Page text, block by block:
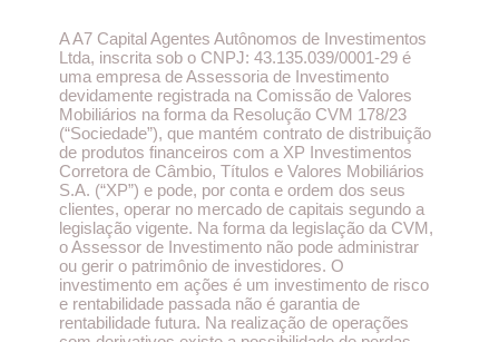
A A7 Capital Agentes Autônomos de Investimentos
Ltda, inscrita sob o CNPJ: 43.135.039/0001-29 é
uma empresa de Assessoria de Investimento
devidamente registrada na Comissão de Valores
Mobiliários na forma da Resolução CVM 178/23
(“Sociedade”), que mantém contrato de distribuição
de produtos financeiros com a XP Investimentos
Corretora de Câmbio, Títulos e Valores Mobiliários
S.A. (“XP”) e pode, por conta e ordem dos seus
clientes, operar no mercado de capitais segundo a
legislação vigente. Na forma da legislação da CVM,
o Assessor de Investimento não pode administrar
ou gerir o patrimônio de investidores. O
investimento em ações é um investimento de risco
e rentabilidade passada não é garantia de
rentabilidade futura. Na realização de operações